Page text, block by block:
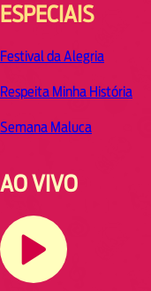
ESPECIAIS
Festival da Alegria
Respeita Minha História
Semana Maluca
AO VIVO